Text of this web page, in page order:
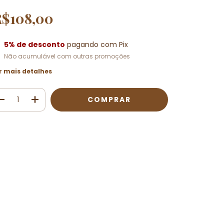
5% de desconto pagando com Pix
Não acumulável com outras promoções
mais detalhes